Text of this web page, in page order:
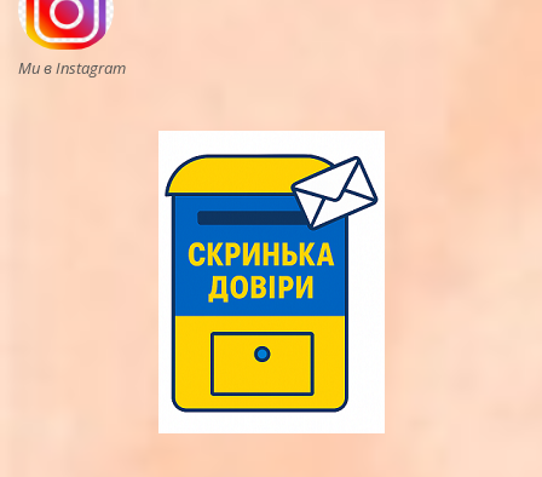
Ми в Instagram